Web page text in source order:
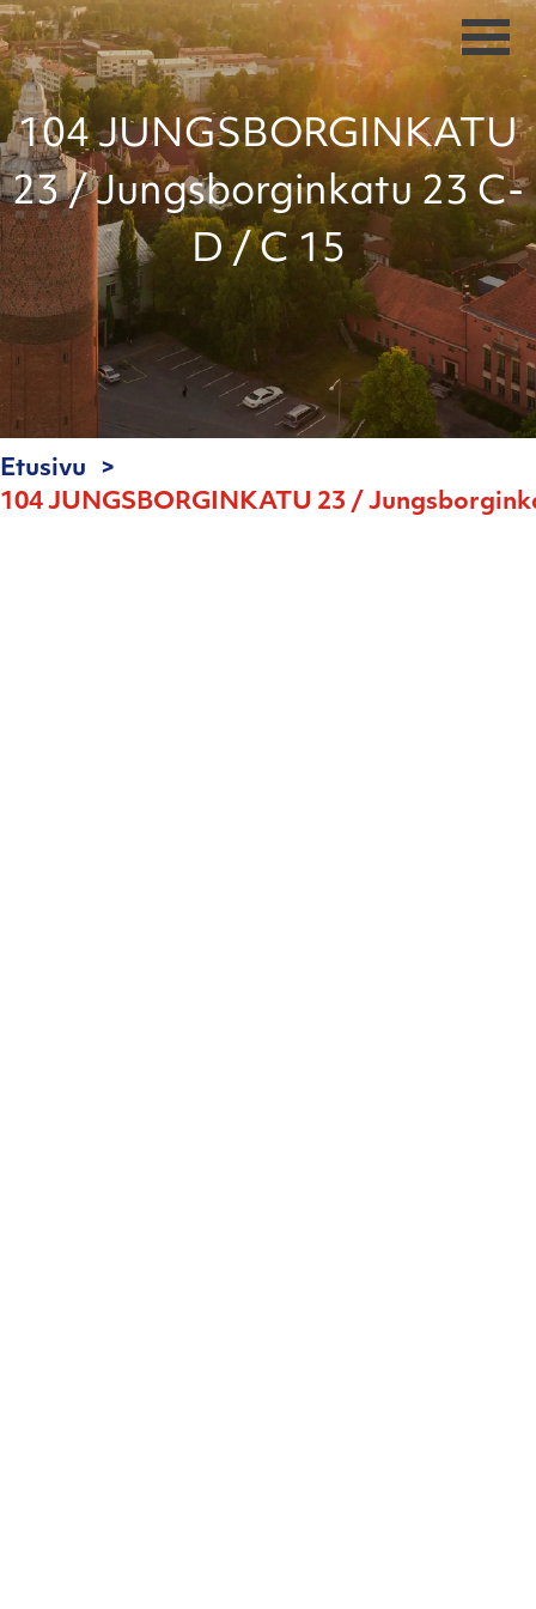
104 JUNGSBORGINKATU
23 / Jungsborginkatu 23 C-
D / C 15
Etusivu
104 JUNGSBORGINKATU 23 /